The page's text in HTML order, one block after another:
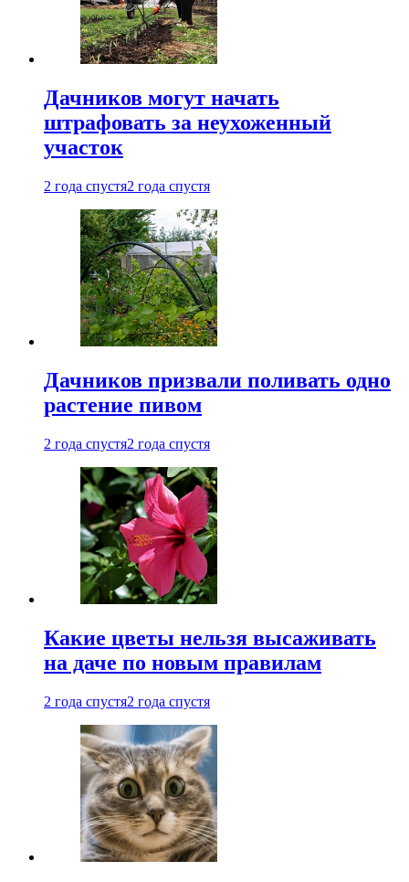
Дачников могут начать
штрафовать за неухоженный
участок
2 года спустя2 года спустя
Дачников призвали поливать одно
растение пивом
2 года спустя2 года спустя
Какие цветы нельзя высаживать
на даче по новым правилам
2 года спустя2 года спустя